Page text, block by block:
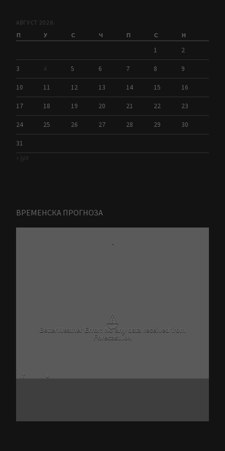
АВГУСТ 2026.
П У С Ч П С Н
1 2
3 4 5 6 7 8 9
10 11 12 13 14 15 16
17 18 19 20 21 22 23
24 25 26 27 28 29 30
31
« јул
ВРЕМЕНСКА ПРОГНОЗА
-
⚠
BetterWeather Error: No any data received from
Forecast.io!.